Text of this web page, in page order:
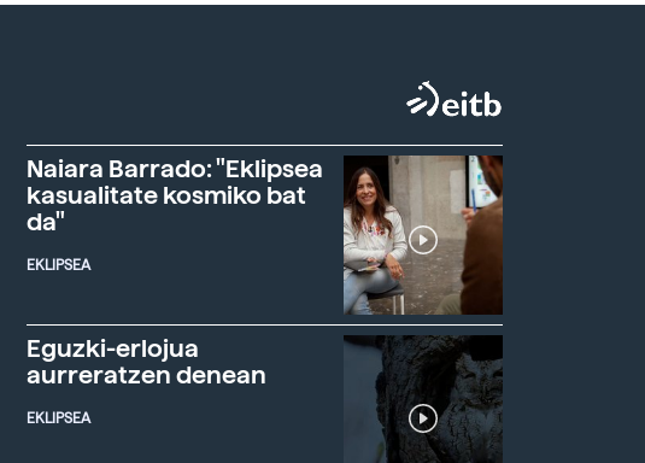
Naiara Barrado: "Eklipsea
kasualitate kosmiko bat
da"
EKLIPSEA
Eguzki-erlojua
aurreratzen denean
EKLIPSEA